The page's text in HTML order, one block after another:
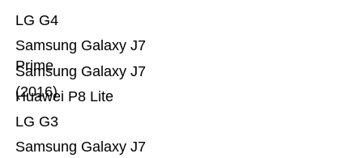
Samsung Galaxy J7
LG G3
Huawei P8 Lite
Samsung Galaxy J7
(2016)
Samsung Galaxy J7
Prime
LG G4